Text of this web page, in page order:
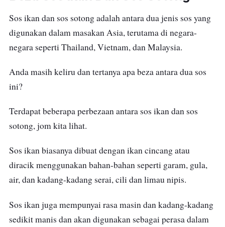
dipegang memudahkan anda menggunakan
sos ikan ini semasa memasak.
Kami sarankan anda untuk tidak menyimpan
sos ikan ini dalam posisi baring sebab penutup
botolnya mudah bocor.
Sos ikan yang boleh digunakan tanpa was-
was, rasanya sedap dan tak masin sangat.
Sos ikan dan sos sotong adalah antara dua jenis sos yang
digunakan dalam masakan Asia, terutama di negara-
negara seperti Thailand, Vietnam, dan Malaysia.
Anda masih keliru dan tertanya apa beza antara dua sos
ini?
Terdapat beberapa perbezaan antara sos ikan dan sos
sotong, jom kita lihat.
Sos ikan biasanya dibuat dengan ikan cincang atau
diracik menggunakan bahan-bahan seperti garam, gula,
air, dan kadang-kadang serai, cili dan limau nipis.
Sos ikan juga mempunyai rasa masin dan kadang-kadang
sedikit manis dan akan digunakan sebagai perasa dalam